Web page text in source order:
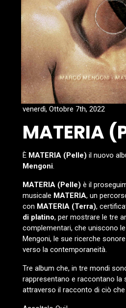
venerdì, Ottobre 7th, 2022
MATERIA
È MATERIA (Pelle) il nuovo
Mengoni.
MATERIA (Pelle) è il
musicale MATERIA, un
con MATERIA (Terra),
di platino, per mostrare le tre
complementari, che uniscono
Mengoni, le sue ricerche
verso la contemporaneità.
Tre album che, in tre mondi
rappresentano e raccontano la
attraverso il racconto di ciò